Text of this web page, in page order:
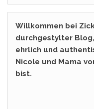
Willkommen bei
durchgestylter
ehrlich und
Nicole und Mama
bist.